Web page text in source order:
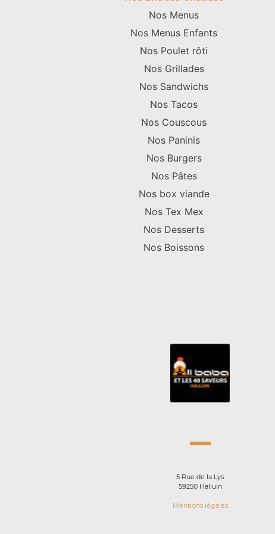
Nos Menus
Nos Menus Enfants
Nos Poulet rôti
Nos Grillades
Nos Sandwichs
Nos Tacos
Nos Couscous
Nos Paninis
Nos Burgers
Nos Pâtes
Nos box viande
Nos Tex Mex
Nos Desserts
Nos Boissons
5 Rue de la Lys
59250 Halluin
Mentions légales